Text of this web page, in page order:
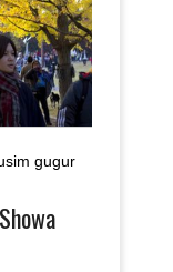
gugur